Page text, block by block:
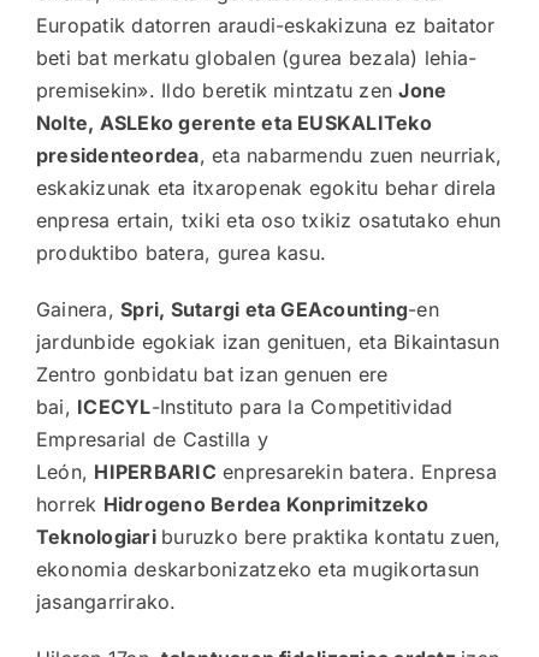
Europatik datorren araudi-eskakizuna ez baitator
beti bat merkatu globalen (gurea bezala) lehia-
premisekin». Ildo beretik mintzatu zenJone
Nolte, ASLEko gerente eta EUSKALITeko
presidenteordea, eta nabarmendu zuen neurriak,
eskakizunak eta itxaropenak egokitu behar direla
enpresa ertain, txiki eta oso txikiz osatutako ehun
produktibo batera, gurea kasu.
Gainera,Spri, Sutargi eta GEAcounting-en
jardunbide egokiak izan genituen, eta Bikaintasun
Zentro gonbidatu bat izan genuen ere
bai, ICECYL-Instituto para la Competitividad
Empresarial de Castilla y
León, HIPERBARIC enpresarekin batera. Enpresa
horrek Hidrogeno Berdea Konprimitzeko
Teknologiari buruzko bere praktika kontatu zuen,
ekonomia deskarbonizatzeko eta mugikortasun
jasangarrirako.